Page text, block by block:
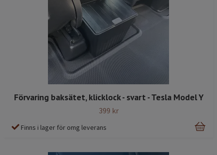
Förvaring baksätet, klicklock - svart - Tesla Model Y
399 kr
Finns i lager för omg leverans